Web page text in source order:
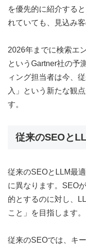
を優先的に紹介する
れていても、見込み
2026年までに検索エ
というGartner社の予
ィング担当者は今、
入」という新たな観
す。
従来のSEOと
従来のSEOとLLM最
に異なります。SEO
的とするのに対し、
こと」を目指します。
従来のSEOでは、キ